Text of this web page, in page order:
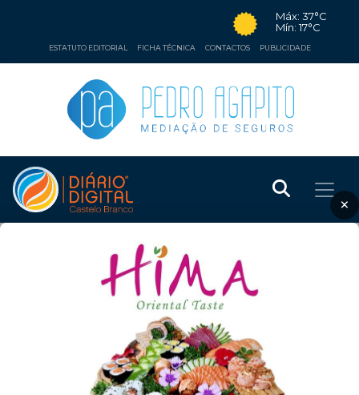
Máx: 37°C
Mín: 17°C
ESTATUTO EDITORIAL FICHA TÉCNICA CONTACTOS PUBLICIDADE
×